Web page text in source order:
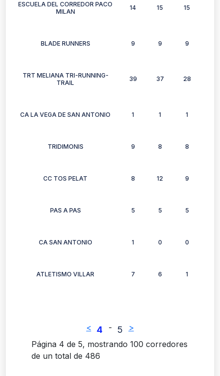
ESCUELA DEL CORREDOR PACO
MILAN
14 15 15
BLADE RUNNERS 9 9 9
TRT MELIANA TRI-RUNNING-
TRAIL
39 37 28
CA LA VEGA DE SAN ANTONIO 1 1 1
TRIDIMONIS 9 8 8
CC TOS PELAT 8 12 9
PAS A PAS 5 5 5
CA SAN ANTONIO 1 0 0
ATLETISMO VILLAR 7 6 1
< 4 - 5
>
Página 4 de 5, mostrando 100 corredores
de un total de 486